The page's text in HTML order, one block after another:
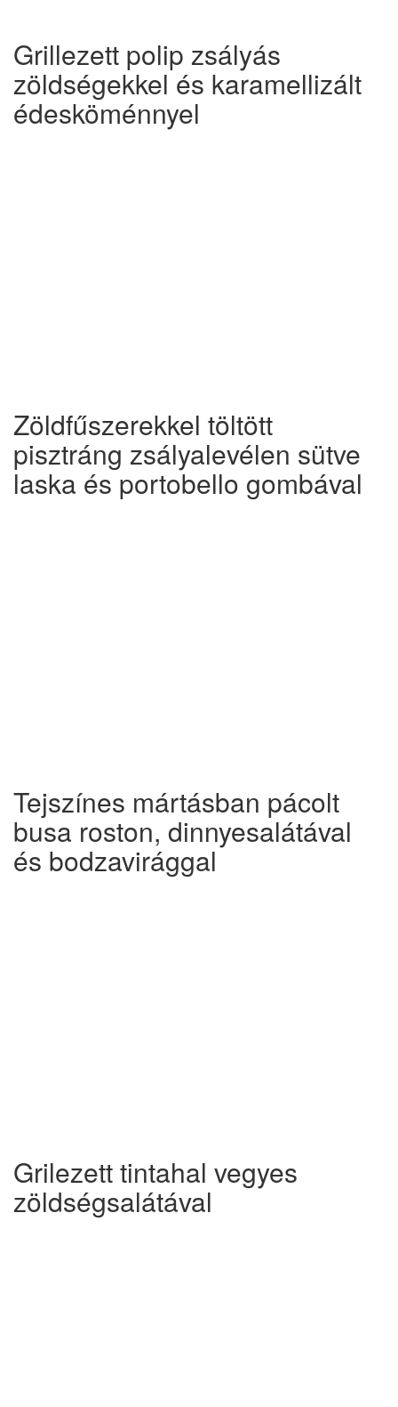
Grillezett polip zsályás
zöldségekkel és karamellizált
édesköménnyel
Zöldfűszerekkel töltött
pisztráng zsályalevélen sütve
laska és portobello gombával
Tejszínes mártásban pácolt
busa roston, dinnyesalátával
és bodzavirággal
Grilezett tintahal vegyes
zöldségsalátával